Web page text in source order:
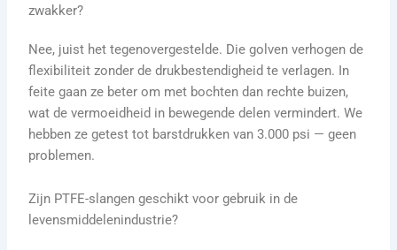
zwakker?
Nee, juist het tegenovergestelde. Die golven verhogen de
flexibiliteit zonder de drukbestendigheid te verlagen. In
feite gaan ze beter om met bochten dan rechte buizen,
wat de vermoeidheid in bewegende delen vermindert. We
hebben ze getest tot barstdrukken van 3.000 psi — geen
problemen.
Zijn PTFE-slangen geschikt voor gebruik in de
levensmiddelenindustrie?